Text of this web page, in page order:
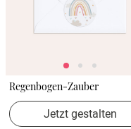
Regenbogen-Zauber
Jetzt gestalten